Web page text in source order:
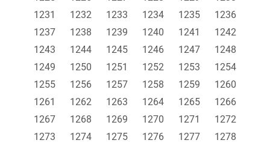
1231
1232 1233 1234 1235
1236
1237
1238 1239 1240 1241
1242
1243
1244 1245 1246 1247
1248
1249
1250 1251 1252 1253
1254
1255
1256 1257 1258 1259
1260
1261
1262 1263 1264 1265
1266
1267
1268 1269 1270 1271
1272
1273
1274 1275 1276 1277
1278